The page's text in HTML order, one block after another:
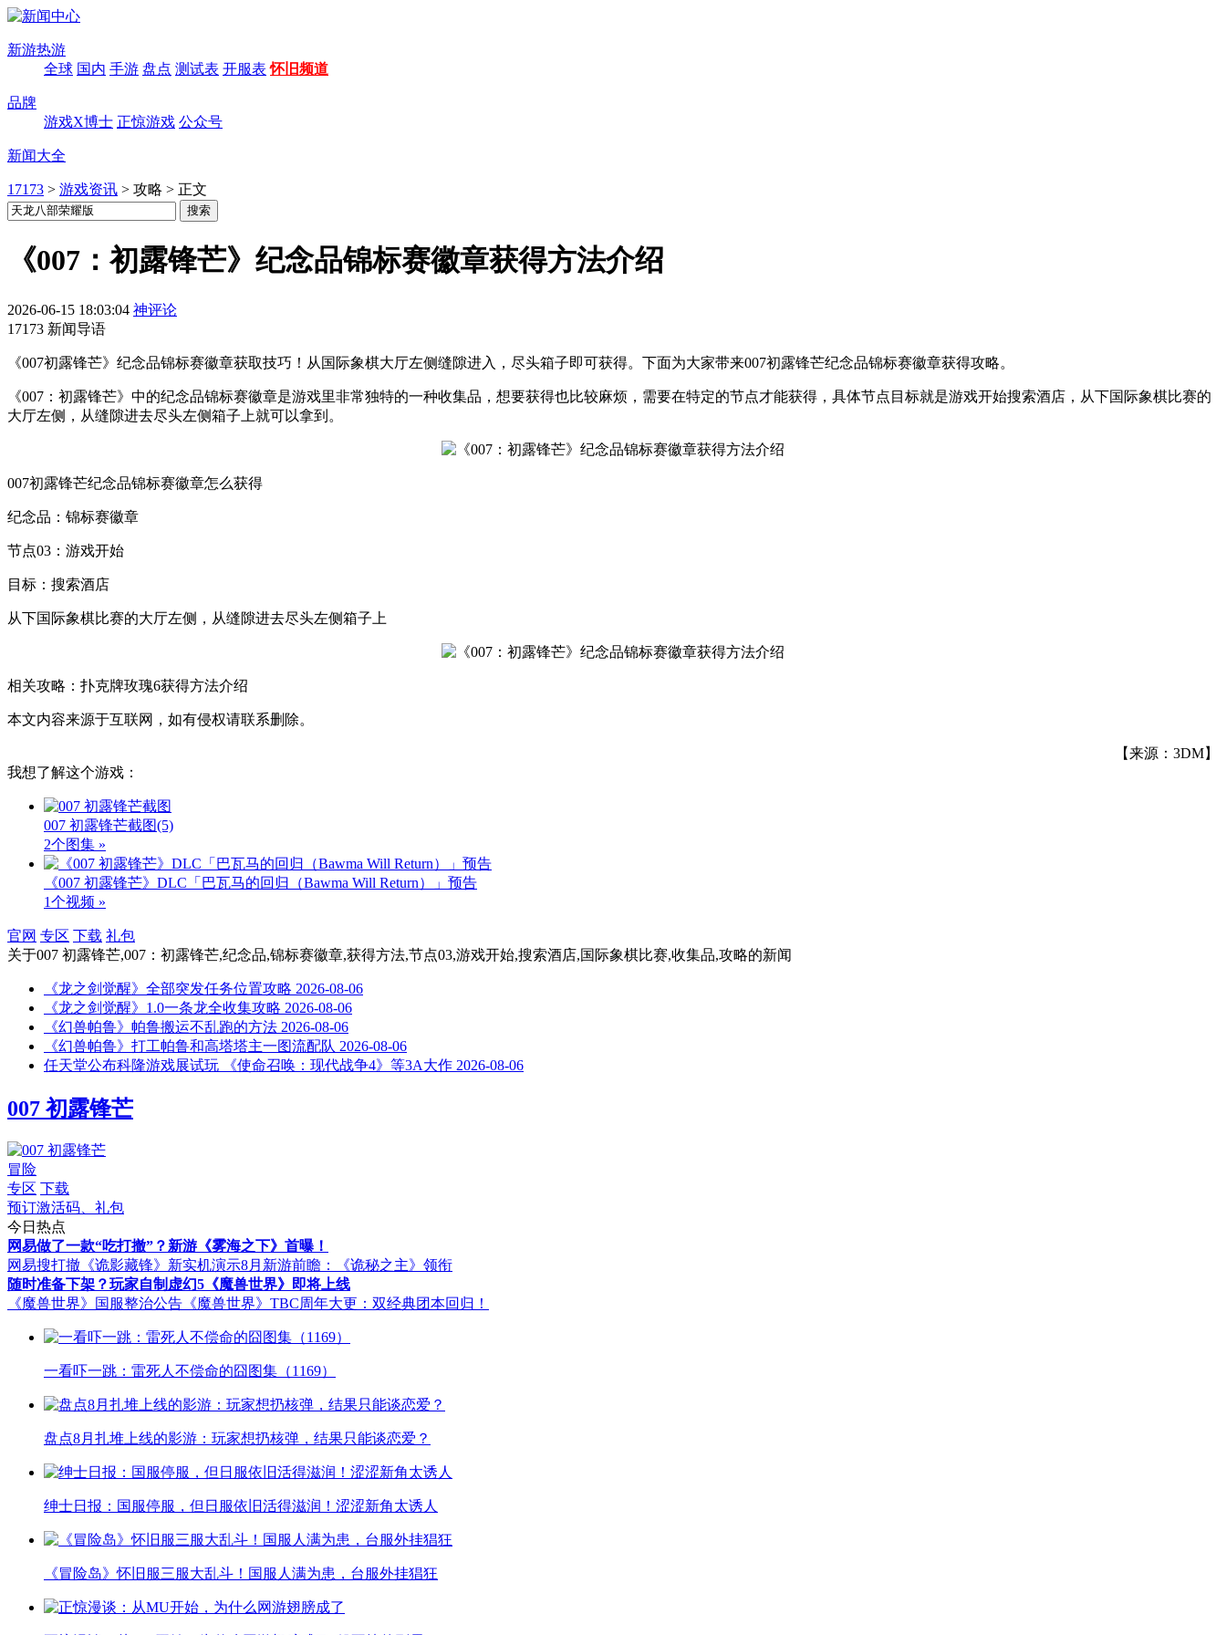
新游热游
全球 国内 手游 盘点 测试表 开服表 怀旧频道
品牌
游戏X博士 正惊游戏 公众号
新闻大全
17173 > 游戏资讯 > 攻略 > 正文
《007：初露锋芒》纪念品锦标赛徽章获得方法介绍
2026-06-15 18:03:04 神评论
17173 新闻导语
《007初露锋芒》纪念品锦标赛徽章获取技巧！从国际象棋大厅左侧缝隙进入，尽头箱子即可获得。下面为大家带来007初露锋芒纪念品锦标赛徽章获得攻略。
《007：初露锋芒》中的纪念品锦标赛徽章是游戏里非常独特的一种收集品，想要获得也比较麻烦，需要在特定的节点才能获得，具体节点目标就是游戏开始搜索酒店，从下国际象棋比赛的
大厅左侧，从缝隙进去尽头左侧箱子上就可以拿到。
007初露锋芒纪念品锦标赛徽章怎么获得
纪念品：锦标赛徽章
节点03：游戏开始
目标：搜索酒店
从下国际象棋比赛的大厅左侧，从缝隙进去尽头左侧箱子上
相关攻略：扑克牌玫瑰6获得方法介绍
本文内容来源于互联网，如有侵权请联系删除。
【来源：3DM】
我想了解这个游戏：
007 初露锋芒截图(5)
2个图集 »
《007 初露锋芒》DLC「巴瓦马的回归（Bawma Will Return）」预告
1个视频 »
官网 专区 下载 礼包
关于007 初露锋芒,007：初露锋芒,纪念品,锦标赛徽章,获得方法,节点03,游戏开始,搜索酒店,国际象棋比赛,收集品,攻略的新闻
《龙之剑觉醒》全部突发任务位置攻略 2026-08-06
《龙之剑觉醒》1.0一条龙全收集攻略 2026-08-06
《幻兽帕鲁》帕鲁搬运不乱跑的方法 2026-08-06
《幻兽帕鲁》打工帕鲁和高塔塔主一图流配队 2026-08-06
任天堂公布科隆游戏展试玩 《使命召唤：现代战争4》等3A大作 2026-08-06
007 初露锋芒
冒险
专区 下载
预订激活码、礼包
今日热点
网易做了一款“吃打撤”？新游《雾海之下》首曝！
网易搜打撤《诡影藏锋》新实机演示8月新游前瞻：《诡秘之主》领衔
随时准备下架？玩家自制虚幻5《魔兽世界》即将上线
《魔兽世界》国服整治公告 《魔兽世界》TBC周年大更：双经典团本回归！
一看吓一跳：雷死人不偿命的囧图集（1169）
盘点8月扎堆上线的影游：玩家想扔核弹，结果只能谈恋爱？
绅士日报：国服停服，但日服依旧活得滋润！涩涩新角太诱人
《冒险岛》怀旧服三服大乱斗！国服人满为患，台服外挂猖狂